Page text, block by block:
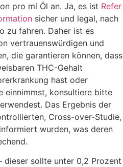
pro ml Öl an. Ja, es ist Refer
sicher und legal, nach
zu fahren. Daher ist es
vertrauenswürdigen und
die garantieren können, dass
THC-Gehalt
hast oder
einnimmst, konsultiere bitte
Das Ergebnis der
Cross-over-Studie,
wurden, was deren
dieser sollte unter 0,2 Prozent